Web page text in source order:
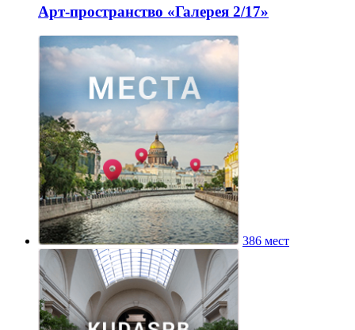
Арт-пространство «Галерея 2/17»
386 мест